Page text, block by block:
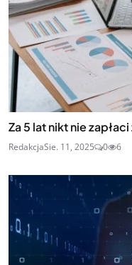
Za 5 lat nikt nie
RedakcjaSie. 11, 2025 0 6